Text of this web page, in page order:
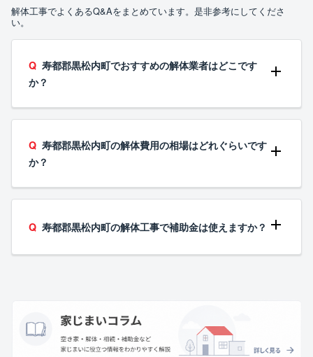
解体工事でよくあるQ&Aをまとめています。是非参考にしてくださ
い。
寿都郡黒松内町でおすすめの解体業者はどこです
か？
寿都郡黒松内町の解体費用の相場はどれぐらいです
か？
寿都郡黒松内町の解体工事で補助金は使えますか？